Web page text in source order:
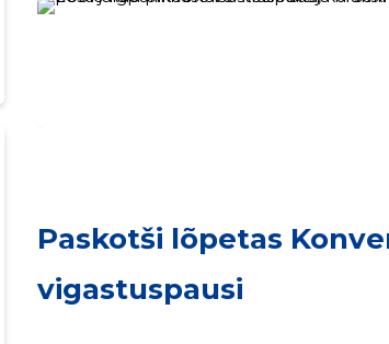
Paskotši lõpetas
vigastuspausi